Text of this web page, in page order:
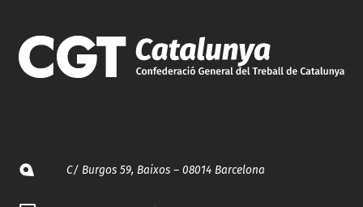
C/ Burgos 59, Baixos – 08014 Barcelona